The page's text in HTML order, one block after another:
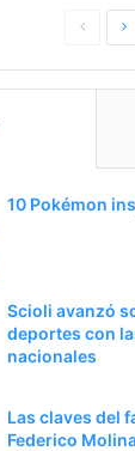
Pagina
10 Pokémon
Scioli avanzó
deportes con
nacionales
Las claves del
Federico